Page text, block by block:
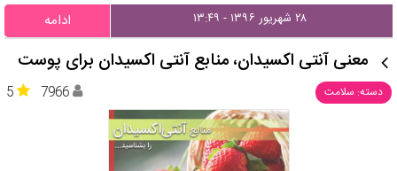
۲۸ شهریور ۱۳۹۶ - ۱۳:۴۹ ادامه
معنی آنتی اکسیدان، منابع آنتی اکسیدان برای پوست
دسته: سلامت 5 7966